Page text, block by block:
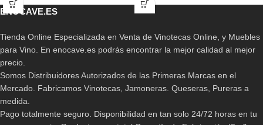
ENOCAVE.ES
Tienda Online Especializada en Venta de Vinotecas Online, y Muebles
para Vino. En enocave.es podrás encontrar la mejor calidad al mejor
precio.
Somos Distribuidores Autorizados de las Primeras Marcas en el
Mercado. Fabricamos Vinotecas, Jamoneras. Queseras, Pureras a
medida.
Pago totalmente seguro. Disponibilidad en tan solo 24/72 horas en tu